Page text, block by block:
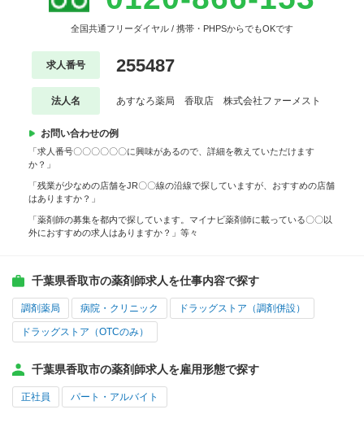
全国共通フリーダイヤル / 携帯・PHPSからでもOKです
求人番号 255487
法人名 あすなろ薬局 香取店 株式会社ファーメスト
お問い合わせの例
「求人番号〇〇〇〇〇〇に興味があるので、詳細を教えていただけます
か？」
「残業が少なめの店舗をJR〇〇線の沿線で探していますが、おすすめの店舗
はありますか？」
「薬剤師の募集を都内で探しています。マイナビ薬剤師に載っている〇〇以
外におすすめの求人はありますか？」等々
千葉県香取市の薬剤師求人を仕事内容で探す
調剤薬局 病院・クリニック ドラッグストア（調剤併設）
ドラッグストア（OTCのみ）
千葉県香取市の薬剤師求人を雇用形態で探す
正社員 パート・アルバイト